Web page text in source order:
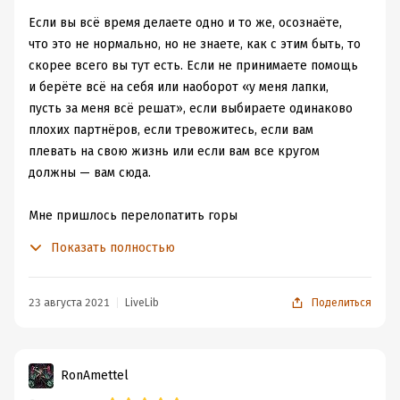
которая разжует все по полочкам и будет отличным
началом для поиска себя. Я много работаю над собой,
рефлексирую, поэтому столкнулась со многими
схемами. Например, когда в животе что-то ухает
(бабочки летают) при виде какого-либо человека - это
первый треньк об опасности, потому что
бессознательное уже считало с будущего возможного
партнера травму, что будет меня изводить. Благодаря
эти дурацкие бабочки, в которых страха не меньше,
возможных-кандидатов
насколько наш союз будет триггерным. Удобно?
Если вы всё время делаете одно и то же, осознаёте,
что это не нормально, но не знаете, как с этим быть, то
скорее всего вы тут есть. Если не принимаете помощь
и берёте всё на себя или наоборот «у меня лапки,
пусть за меня всё решат», если выбираете одинаково
плохих партнёров, если тревожитесь, если вам
плевать на свою жизнь или если вам все кругом
должны — вам сюда.
Мне пришлось перелопатить горы
Её невозможно «прочитать» — это настольная книга, к
Показать полностью
23 августа 2021 LiveLib Поделиться
RonAmettel